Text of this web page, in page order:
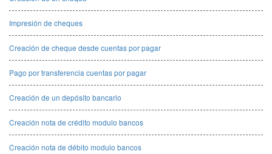
Impresión de cheques
Creación de cheque desde cuentas por pagar
Pago por transferencia cuentas por pagar
Creación de un depósito bancario
Creación nota de crédito modulo bancos
Creación nota de débito modulo bancos